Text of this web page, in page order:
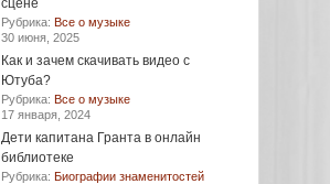
сцене
Рубрика: Все о музыке
30 июня, 2025
Как и зачем скачивать видео с
Ютуба?
Рубрика: Все о музыке
17 января, 2024
Дети капитана Гранта в онлайн
библиотеке
Рубрика: Биографии знаменитостей